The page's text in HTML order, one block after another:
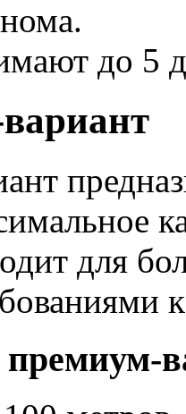
до 5
для
премиум-